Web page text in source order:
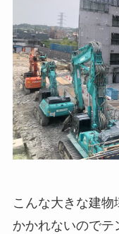
こんな大きな建
かかれないのでテ